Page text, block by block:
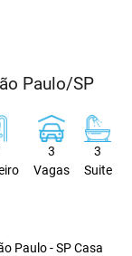
Paulo/SP
3
Vagas
3
Suite
Paulo - SP Casa